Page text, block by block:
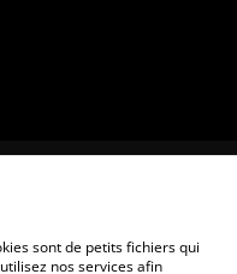
cookies
sont de petits fichiers qui
nos services afin